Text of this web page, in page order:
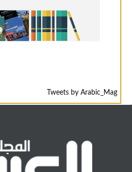
Tweets by Arabic_Mag